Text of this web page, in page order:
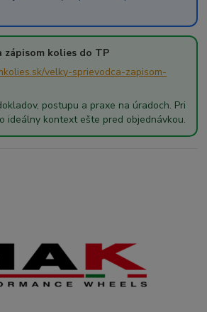
zápisom kolies do TP
velky-sprievodca-zapisom-
postupu a praxe na úradoch. Pri
ideálny kontext ešte pred objednávkou.